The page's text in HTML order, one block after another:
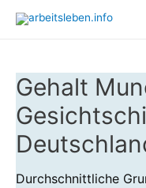
Gehalt
Durchschnittliche